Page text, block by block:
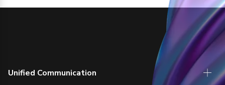
Unified Communication